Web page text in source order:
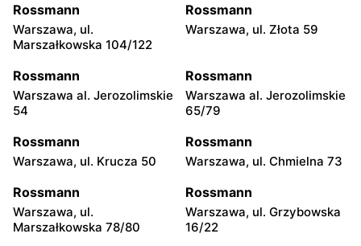
Rossmann
Warszawa, ul.
Marszałkowska 104/122
Rossmann
Warszawa, ul. Złota 59
Rossmann
Warszawa al. Jerozolimskie
54
Rossmann
Warszawa al. Jerozolimskie
65/79
Rossmann
Warszawa, ul. Krucza 50
Rossmann
Warszawa, ul. Chmielna 73
Rossmann
Warszawa, ul.
Marszałkowska 78/80
Rossmann
Warszawa, ul. Grzybowska
16/22